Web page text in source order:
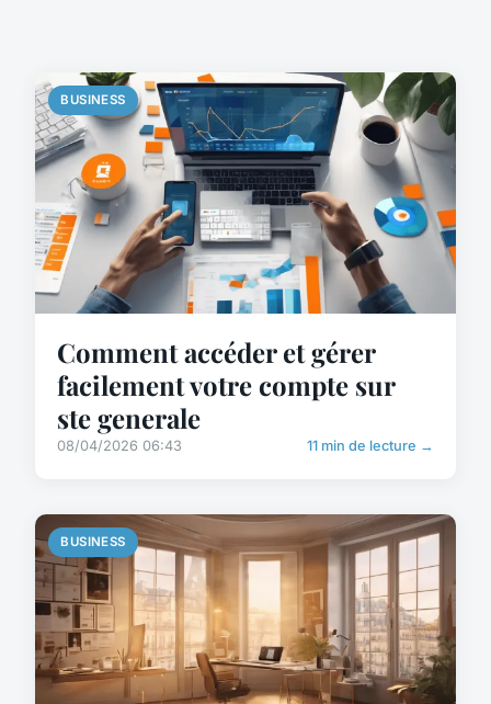
BUSINESS
Comment accéder et gérer
facilement votre compte sur
ste generale
08/04/2026 06:43 11 min de lecture →
BUSINESS